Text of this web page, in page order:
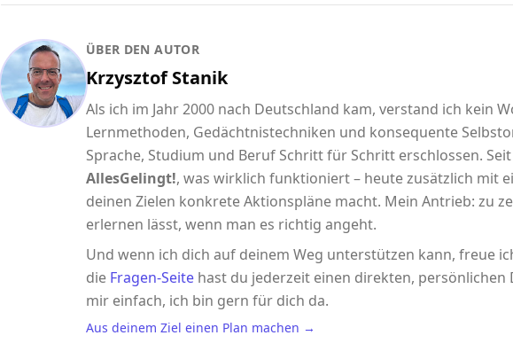
ÜBER DEN AUTOR
Krzysztof Stanik
Als ich im Jahr 2000 nach Deutschland kam, verstand ich kein
Lernmethoden, Gedächtnistechniken und konsequente
Sprache, Studium und Beruf Schritt für Schritt erschlossen.
AllesGelingt!, was wirklich funktioniert – heute zusätzlich mit
deinen Zielen konkrete Aktionspläne macht. Mein Antrieb: zu
erlernen lässt, wenn man es richtig angeht.
Und wenn ich dich auf deinem Weg unterstützen kann, freue
die Fragen-Seite hast du jederzeit einen direkten, persönlichen
mir einfach, ich bin gern für dich da.
Aus deinem Ziel einen Plan machen →